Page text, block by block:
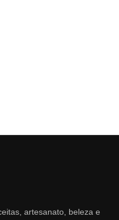
artesanato, beleza e